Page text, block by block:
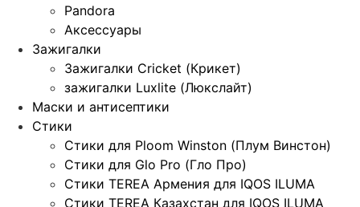
Pandora
Аксессуары
Зажигалки
Зажигалки Cricket (Крикет)
зажигалки Luxlite (Люкслайт)
Маски и антисептики
Стики
Стики для Ploom Winston (Плум Винстон)
Стики для Glo Pro (Гло Про)
Стики TEREA Армения для IQOS ILUMA
Стики TEREA Казахстан для IQOS ILUMA